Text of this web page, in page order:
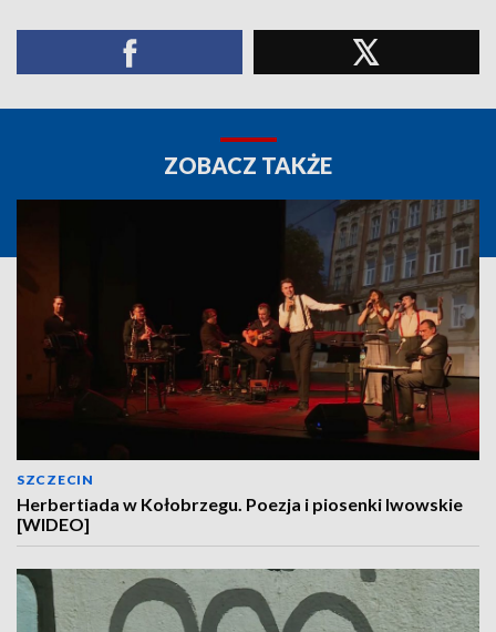
ZOBACZ TAKŻE
SZCZECIN
Herbertiada w Kołobrzegu. Poezja i piosenki lwowskie
[WIDEO]